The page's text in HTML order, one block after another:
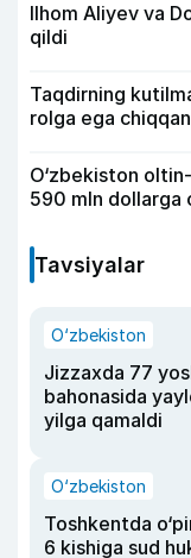
Ilhom Aliyev va
qildi
Taqdirning
rolga ega
O‘zbekiston
590 mln dollarga
Tavsiyalar
O‘zbekiston
Jizzaxda 77
bahonasida
yilga qamaldi
O‘zbekiston
Toshkentda
6 kishiga sud